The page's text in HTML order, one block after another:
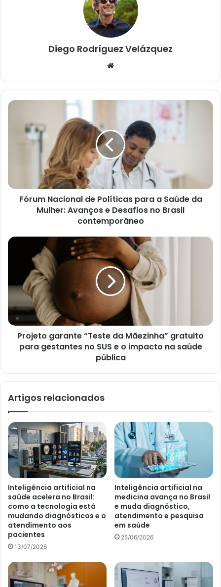
Diego Rodríguez Velázquez
b
s
Fórum Nacional de Políticas para a Saúde da
Mulher: Avanços e Desafios no Brasil
contemporâneo
Projeto garante “Teste da Mãezinha” gratuito
para gestantes no SUS e o impacto na saúde
pública
Artigos relacionados
Inteligência artificial na
saúde acelera no Brasil:
como a tecnologia está
mudando diagnósticos e o
atendimento aos
pacientes
13/07/2026
Inteligência artificial na
medicina avança no Brasil
e muda diagnóstico,
atendimento e pesquisa
em saúde
25/06/2026